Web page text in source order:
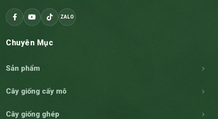
ZALO
Chuyên Mục
Sản phẩm
Cây giống cấy mô
Cây giống ghép